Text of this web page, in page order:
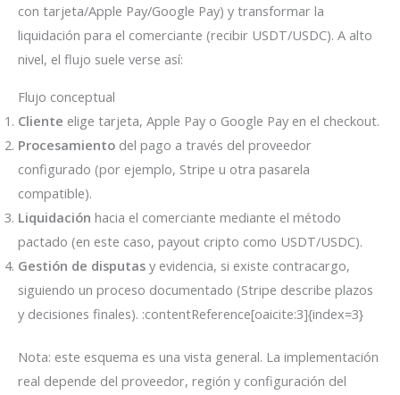
con tarjeta/Apple Pay/Google Pay) y transformar la
liquidación para el comerciante (recibir USDT/USDC). A alto
nivel, el flujo suele verse así:
Flujo conceptual
Cliente elige tarjeta, Apple Pay o Google Pay en el checkout.
Procesamiento del pago a través del proveedor
configurado (por ejemplo, Stripe u otra pasarela
compatible).
Liquidación hacia el comerciante mediante el método
pactado (en este caso, payout cripto como USDT/USDC).
Gestión de disputas y evidencia, si existe contracargo,
siguiendo un proceso documentado (Stripe describe plazos
y decisiones finales). :contentReference[oaicite:3]{index=3}
Nota: este esquema es una vista general. La implementación
real depende del proveedor, región y configuración del